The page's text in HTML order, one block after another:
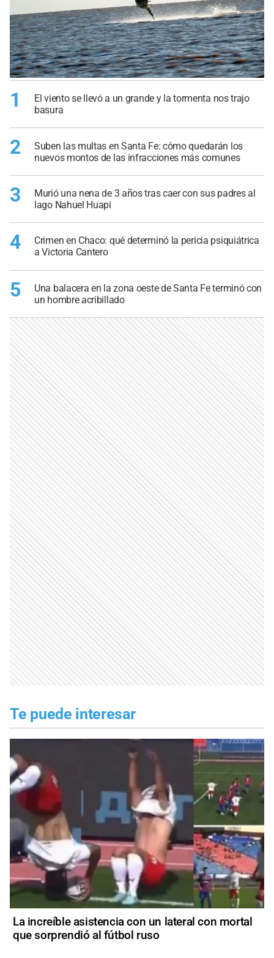
1
El viento se llevó a un grande y la tormenta nos trajo
basura
2
Suben las multas en Santa Fe: cómo quedarán los
nuevos montos de las infracciones más comunes
3
Murió una nena de 3 años tras caer con sus padres al
lago Nahuel Huapi
4
Crimen en Chaco: qué determinó la pericia psiquiátrica
a Victoria Cantero
5
Una balacera en la zona oeste de Santa Fe terminó con
un hombre acribillado
Te puede interesar
La increíble asistencia con un lateral con mortal
que sorprendió al fútbol ruso